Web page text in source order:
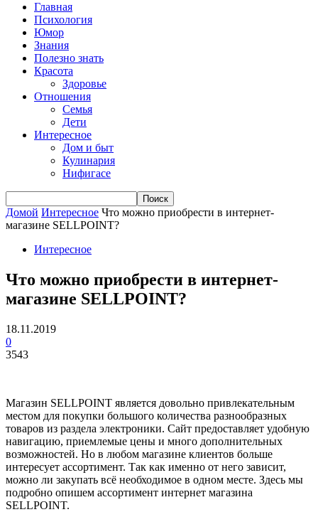
Главная
Психология
Юмор
Знания
Полезно знать
Красота
Здоровье
Отношения
Семья
Дети
Интересное
Дом и быт
Кулинария
Нифигасе
Домой Интересное Что можно приобрести в интернет-
магазине SELLPOINT?
Интересное
Что можно приобрести в интернет-
магазине SELLPOINT?
18.11.2019
0
3543
Магазин SELLPOINT является довольно привлекательным
местом для покупки большого количества разнообразных
товаров из раздела электроники. Сайт предоставляет удобную
навигацию, приемлемые цены и много дополнительных
возможностей. Но в любом магазине клиентов больше
интересует ассортимент. Так как именно от него зависит,
можно ли закупать всё необходимое в одном месте. Здесь мы
подробно опишем ассортимент интернет магазина
SELLPOINT.